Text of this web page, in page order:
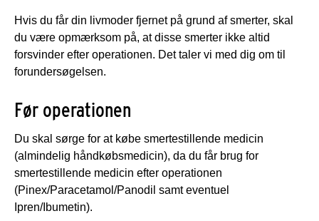
Hvis du får din livmoder fjernet på grund af smerter, skal
du være opmærksom på, at disse smerter ikke altid
forsvinder efter operationen. Det taler vi med dig om til
forundersøgelsen.
Før operationen
Du skal sørge for at købe smertestillende medicin
(almindelig håndkøbsmedicin), da du får brug for
smertestillende medicin efter operationen
(Pinex/Paracetamol/Panodil samt eventuel
Ipren/Ibumetin).